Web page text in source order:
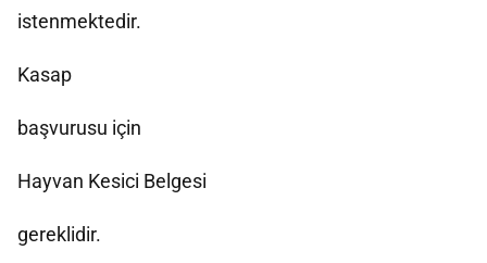
istenmektedir.
Kasap
başvurusu için
Hayvan Kesici Belgesi
gereklidir.